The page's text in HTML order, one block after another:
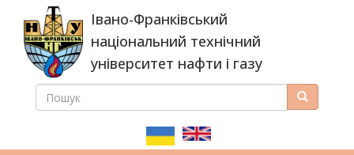
основного
вмісту
Івано-Франківський
національний технічний
університет нафти і газу
ПОШУКОВА
ПОШУК Пошук